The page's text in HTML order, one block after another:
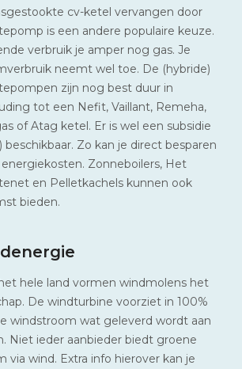
cv-ketel vervangen door
is een andere populaire keuze.
verbruik je amper nog gas. Je
neemt wel toe. De (hybride)
zijn nog best duur in
tot een Nefit, Vaillant, Remeha,
of Atag ketel. Er is wel een subsidie
beschikbaar. Zo kan je direct besparen
Zonneboilers, Het
en Pelletkachels kunnen ook
bieden.
hele land vormen windmolens het
De windturbine voorziet in 100%
windstroom wat geleverd wordt aan
Niet ieder aanbieder biedt groene
via wind. Extra info hierover kan je